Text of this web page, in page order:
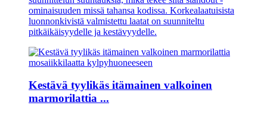
ominaisuuden missä tahansa kodissa. Korkealaatuisista
luonnonkivistä valmistettu laatat on suunniteltu
pitkäikäisyydelle ja kestävyydelle.
Kestävä tyylikäs itämainen valkoinen
marmorilattia ...